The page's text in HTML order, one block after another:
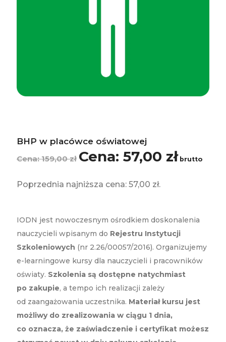
BHP w placówce oświatowej
159,00zł Pierwotna
159,00 zł.
57,00 złAktualna
brutto
Poprzednia najniższa cena: 57,00 zł.
IODN jest nowoczesnym ośrodkiem doskonalenia
nauczycieli wpisanym do Rejestru Instytucji
Szkoleniowych (nr 2.26/00057/2016). Organizujemy
e-learningowe kursy dla nauczycieli i pracowników
oświaty. Szkolenia są dostępne natychmiast
po zakupie, a tempo ich realizacji zależy
od zaangażowania uczestnika. Materiał kursu jest
możliwy do zrealizowania w ciągu 1 dnia,
co oznacza, że zaświadczenie i certyfikat możesz